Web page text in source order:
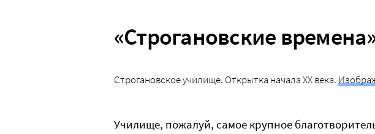
«Строгановские
Строгановское училище. Открытка начала XX века.
Училище, пожалуй, самое крупное